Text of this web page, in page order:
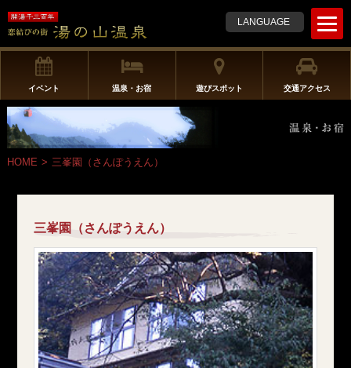
t
o
g
l
n
LANGUAGE
イベント 温泉・お宿 遊びスポット 交通アクセス
HOME > 三峯園（さんぽうえん）
三峯園（さんぽうえん）